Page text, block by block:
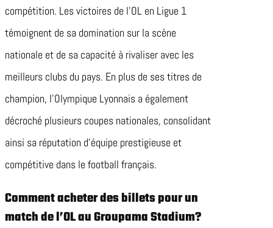
compétition. Les victoires de l’OL en Ligue 1
témoignent de sa domination sur la scène
nationale et de sa capacité à rivaliser avec les
meilleurs clubs du pays. En plus de ses titres de
champion, l’Olympique Lyonnais a également
décroché plusieurs coupes nationales, consolidant
ainsi sa réputation d’équipe prestigieuse et
compétitive dans le football français.
Comment acheter des billets pour un
match de l’OL au Groupama Stadium?